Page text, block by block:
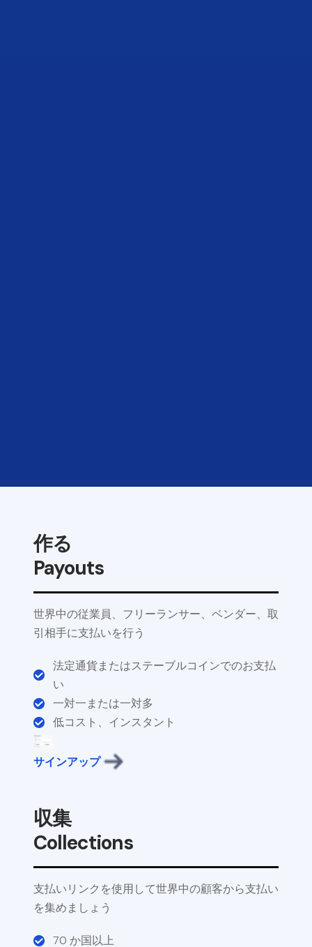
作る
Payouts
世界中の従業員、フリーランサー、ベンダー、取
引相手に支払いを行う
法定通貨またはステーブルコインでのお支払
い
一対一または一対多
低コスト、インスタント
サインアップ
収集
Collections
支払いリンクを使用して世界中の顧客から支払い
を集めましょう
70 か国以上